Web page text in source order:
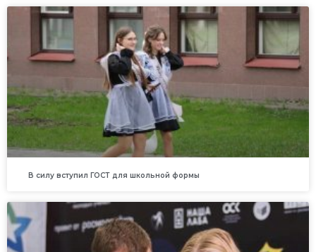
В силу вступил ГОСТ для школьной формы